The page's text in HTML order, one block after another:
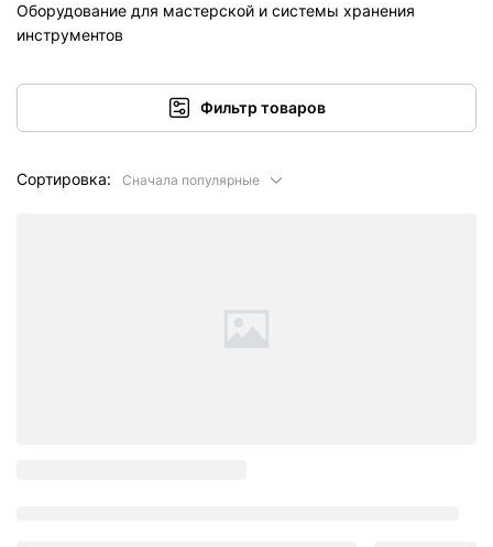
Оборудование для мастерской и системы хранения
инструментов
Фильтр товаров
Сортировка: Сначала популярные